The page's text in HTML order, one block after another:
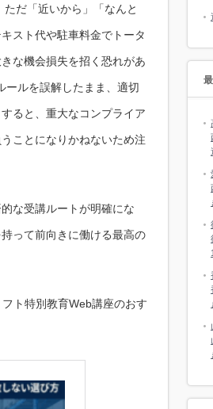
だ「近いから」「なんと
スト代や駐車料金でトータ
な機会損失を招く恐れがあ
ールを誤解したまま、適切
ると、重大なコンプライア
ことになりかねないため注
な受講ルートが明確にな
って前向きに働ける最高の
ト特別教育Web講座のおす